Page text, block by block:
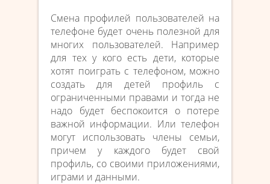
Смена профилей пользователей на
телефоне будет очень полезной для
многих пользователей. Например
для тех у кого есть дети, которые
хотят поиграть с телефоном, можно
создать для детей профиль с
ограниченными правами и тогда не
надо будет беспокоится о потере
важной информации. Или телефон
могут использовать члены семьи,
причем у каждого будет свой
профиль, со своими приложениями,
играми и данными.